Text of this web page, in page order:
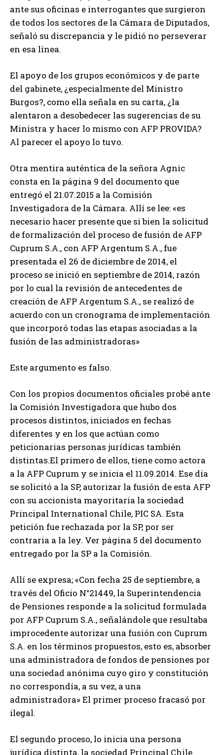
ante sus oficinas e interrogantes que surgieron
de todos los sectores de la Cámara de Diputados,
señaló su discrepancia y le pidió no perseverar
en esa línea.
El apoyo de los grupos económicos y de parte
del gabinete, ¿especialmente del Ministro
Burgos?, como ella señala en su carta, ¿la
alentaron a desobedecer las sugerencias de su
Ministra y hacer lo mismo con AFP PROVIDA?
Al parecer el apoyo lo tuvo.
Otra mentira auténtica de la señora Agnic
consta en la página 9 del documento que
entregó el 21.07.2015 a la Comisión
Investigadora de la Cámara. Allí se lee: «es
necesario hacer presente que si bien la solicitud
de formalización del proceso de fusión de AFP
Cuprum S.A., con AFP Argentum S.A., fue
presentada el 26 de diciembre de 2014, el
proceso se inició en septiembre de 2014, razón
por lo cual la revisión de antecedentes de
creación de AFP Argentum S.A., se realizó de
acuerdo con un cronograma de implementación
que incorporó todas las etapas asociadas a la
fusión de las administradoras»
Este argumento es falso.
Con los propios documentos oficiales probé ante
la Comisión Investigadora que hubo dos
procesos distintos, iniciados en fechas
diferentes y en los que actúan como
peticionarias personas jurídicas también
distintas.El primero de ellos, tiene como actora
a la AFP Cuprum y se inicia el 11.09.2014. Ese día
se solicitó a la SP, autorizar la fusión de esta AFP
con su accionista mayoritaria la sociedad
Principal International Chile, PIC SA. Esta
petición fue rechazada por la SP, por ser
contraria a la ley. Ver página 5 del documento
entregado por la SP a la Comisión.
Allí se expresa; «Con fecha 25 de septiembre, a
través del Oficio N°21449, la Superintendencia
de Pensiones responde a la solicitud formulada
por AFP Cuprum S.A., señalándole que resultaba
improcedente autorizar una fusión con Cuprum
S.A. en los términos propuestos, esto es, absorber
una administradora de fondos de pensiones por
una sociedad anónima cuyo giro y constitución
no correspondía, a su vez, a una
administradora» El primer proceso fracasó por
ilegal.
El segundo proceso, lo inicia una persona
jurídica distinta, la sociedad Principal Chile